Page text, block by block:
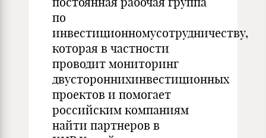
по
инвестиционномусотрудничеству,
которая в частности
проводит мониторинг
двустороннихинвестиционных
проектов и помогает
российским компаниям
найти партнеров в